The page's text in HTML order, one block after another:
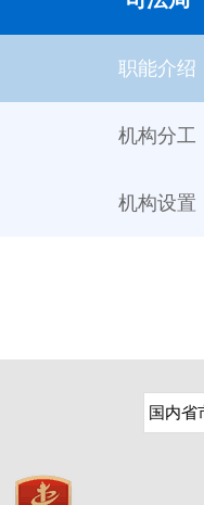
职能介绍
机构分工
机构设置